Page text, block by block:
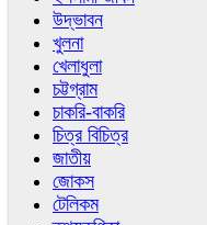
উদ্ভাবন
খুলনা
খেলাধুলা
চট্টগ্রাম
চাকরি-বাকরি
চিত্র বিচিত্র
জাতীয়
জোকস
টেলিকম